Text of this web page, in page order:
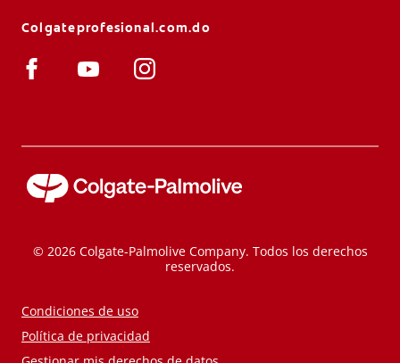
Colgateprofesional.com.do
© 2026 Colgate-Palmolive Company. Todos los derechos
reservados.
Condiciones de uso
Política de privacidad